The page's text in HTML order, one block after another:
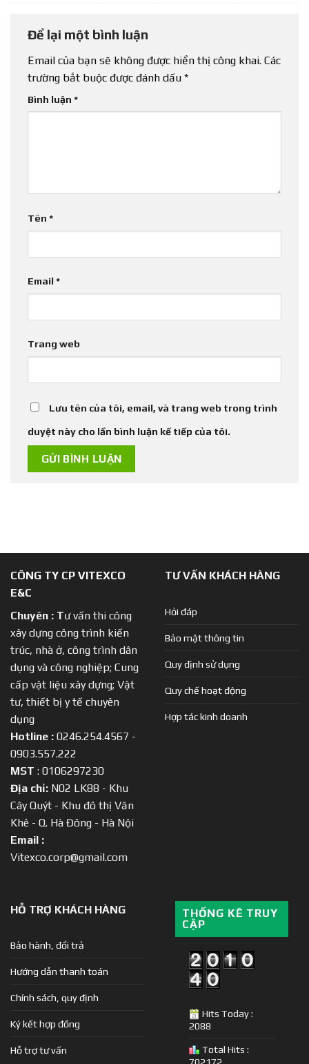
Để lại một bình luận
Email của bạn sẽ không được hiển thị công khai. Các
trường bắt buộc được đánh dấu *
Bình luận *
Tên *
Email *
Trang web
Lưu tên của tôi, email, và trang web trong trình
duyệt này cho lần bình luận kế tiếp của tôi.
CÔNG TY CP VITEXCO
E&C
Chuyên : Tư vấn thi công
xây dựng công trình kiến
trúc, nhà ở, công trình dân
dụng và công nghiệp; Cung
cấp vật liệu xây dựng; Vật
tư, thiết bị y tế chuyên
dụng
Hotline : 0246.254.4567 -
0903.557.222
MST : 0106297230
Địa chỉ: N02 LK88 - Khu
Cây Quýt - Khu đô thị Văn
Khê - Q. Hà Đông - Hà Nội
Email :
Vitexco.corp@gmail.com
TƯ VẤN KHÁCH HÀNG
Hỏi đáp
Bảo mật thông tin
Quy định sử dụng
Quy chế hoạt động
Hợp tác kinh doanh
HỖ TRỢ KHÁCH HÀNG
Bảo hành, đổi trả
Hướng dẫn thanh toán
Chính sách, quy định
Ký kết hợp đồng
Hỗ trợ tư vấn
THỐNG KÊ TRUY
CẬP
Hits Today :
2088
Total Hits :